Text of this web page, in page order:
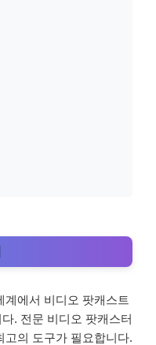
에서 비디오 팟캐스트
. 전문 비디오 팟캐스터
고의 도구가 필요합니다.